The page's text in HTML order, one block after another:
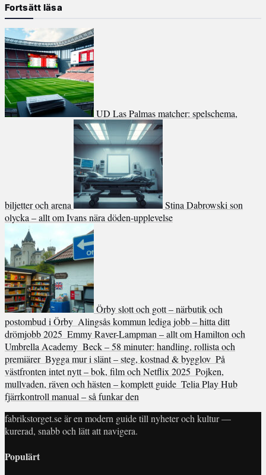
Fortsätt läsa
UD Las Palmas matcher: spelschema,
biljetter och arena
Stina Dabrowski son
olycka – allt om Ivans nära döden-upplevelse
Örby slott och gott – närbutik och
postombud i Örby Alingsås kommun lediga jobb – hitta ditt
drömjobb 2025 Emmy Raver-Lampman – allt om Hamilton och
Umbrella Academy Beck – 58 minuter: handling, rollista och
premiärer Bygga mur i slänt – steg, kostnad & bygglov På
västfronten intet nytt – bok, film och Netflix 2025 Pojken,
mullvaden, räven och hästen – komplett guide Telia Play Hub
fjärrkontroll manual – så funkar den
fabrikstorget.se är en modern guide till nyheter och kultur —
kurerad, snabb och lätt att navigera.
Populärt